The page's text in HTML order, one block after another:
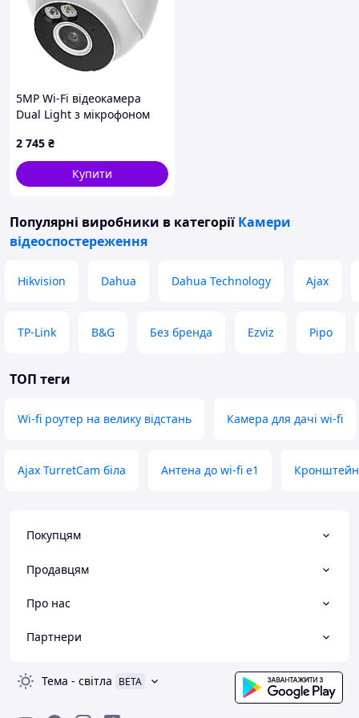
5MP Wi-Fi відеокамера
Dual Light з мікрофоном
(2.8мм)
2 745 ₴
Купити
Популярні виробники в категорії Камери
відеоспостереження
Hikvision Dahua Dahua Technology Ajax
TP-Link B&G Без бренда Ezviz Pipo
ТОП теги
Wi-fi роутер на велику відстань Камера для дачі wi-fi
Ajax TurretCam біла Антена до wi-fi e1 Кронштейн
Покупцям
Продавцям
Про нас
Партнери
Тема - світла BETA